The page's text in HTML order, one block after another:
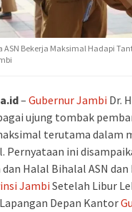
ASN Bekerja Maksimal Hadapi
– Gubernur Jambi Dr.
ujung tombak
terutama dalam
ini
Halal Bihalal ASN
JambiSetelah Libur
Depan Kantor